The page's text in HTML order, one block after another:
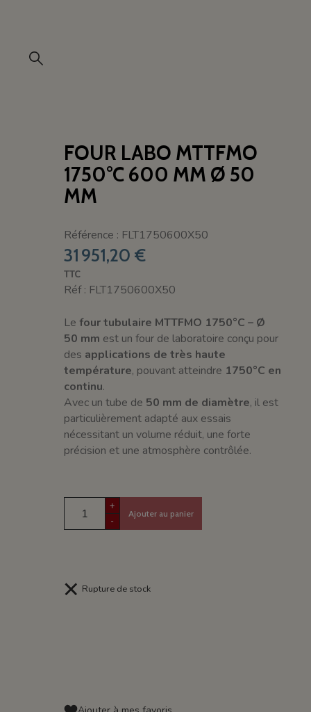
FOUR LABO MTTFMO
1750°C 600 MM Ø 50
MM
Référence : FLT1750600X50
31 951,20 €
TTC
Réf : FLT1750600X50
Lefour tubulaire MTTFMO 1750°C – Ø
50 mm est un four de laboratoire conçu pour
des applications de très haute
température, pouvant atteindre 1750°C en
continu.
Avec un tube de 50 mm de diamètre, il est
particulièrement adapté aux essais
nécessitant un volume réduit, une forte
précision et une atmosphère contrôlée.
+
-
Ajouter au panier
Rupture de stock